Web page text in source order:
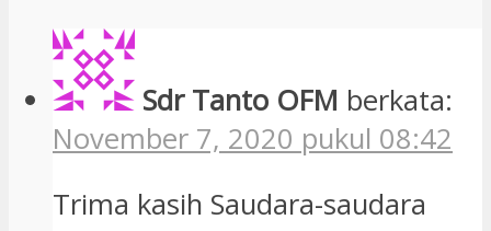
Sdr Tanto OFM berkata:
November 7, 2020 pukul 08:42
Trima kasih Saudara-saudara